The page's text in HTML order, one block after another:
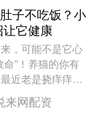
子不吃饭？小
它健康
，可能不是它心
”！养猫的你有
近老是挠痒痒，
快？这些可不是
来网配资